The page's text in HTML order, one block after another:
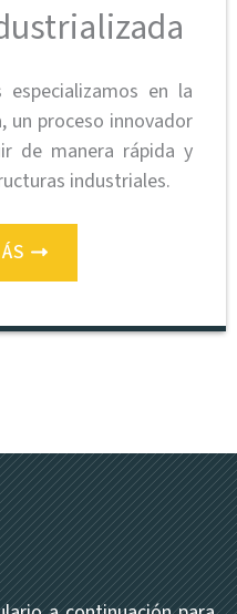
en la
un proceso innovador
de manera rápida y
industriales.